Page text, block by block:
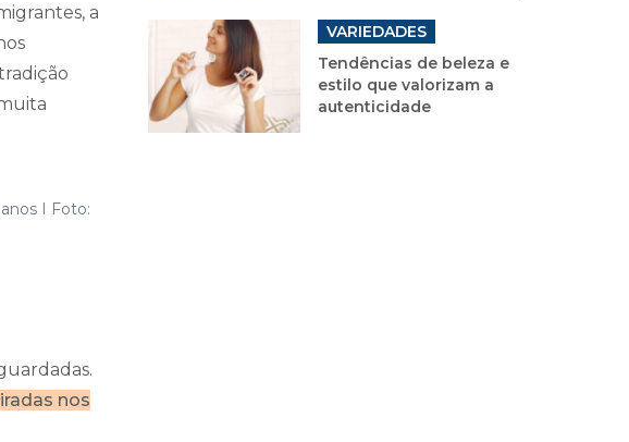
a
I Foto:
nos
VARIEDADES
Tendências de beleza e
estilo que valorizam a
autenticidade